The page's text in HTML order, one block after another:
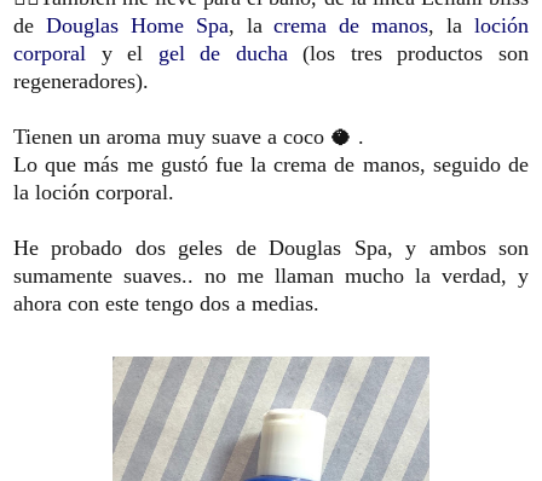
de Douglas Home Spa, lacrema de manos, laloción
corporal y el gel de ducha (los tres productos son
regeneradores).
Tienen un aroma muy suave a coco 🥥 .
Lo que más me gustó fue la crema de manos, seguido de
la loción corporal.
He probado dos geles de Douglas Spa, y ambos son
sumamente suaves.. no me llaman mucho la verdad, y
ahora con este tengo dos a medias.